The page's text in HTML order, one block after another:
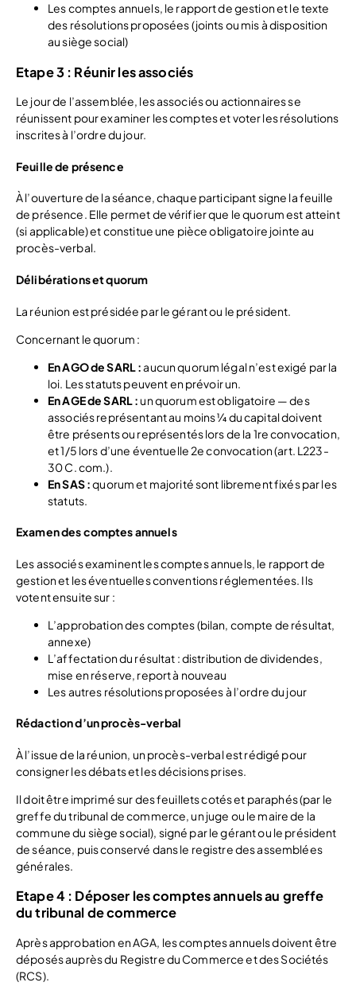
Les comptes annuels, le rapport de gestion et le texte
des résolutions proposées (joints ou mis à disposition
au siège social)
Etape 3 : Réunir les associés
Le jour de l’assemblée, les associés ou actionnaires se
réunissent pour examiner les comptes et voter les résolutions
inscrites à l’ordre du jour.
Feuille de présence
À l’ouverture de la séance, chaque participant signe la feuille
de présence. Elle permet de vérifier que le quorum est atteint
(si applicable) et constitue une pièce obligatoire jointe au
procès-verbal.
Délibérations et quorum
La réunion est présidée par le gérant ou le président.
Concernant le quorum :
En AGO de SARL :aucun quorum légal n’est exigé par la
loi. Les statuts peuvent en prévoir un.
En AGE de SARL : un quorum est obligatoire — des
associés représentant au moins ¼ du capital doivent
être présents ou représentés lors de la 1re convocation,
et 1/5 lors d’une éventuelle 2e convocation (art. L223-
30 C. com.).
En SAS :quorum et majorité sont librement fixés par les
statuts.
Examen des comptes annuels
Les associés examinent les comptes annuels, le rapport de
gestion et les éventuelles conventions réglementées. Ils
votent ensuite sur :
L’approbation des comptes (bilan, compte de résultat,
annexe)
L’affectation du résultat : distribution de dividendes,
mise en réserve, report à nouveau
Les autres résolutions proposées à l’ordre du jour
Rédaction d’un procès-verbal
À l’issue de la réunion, un procès-verbal est rédigé pour
consigner les débats et les décisions prises.
Il doit être imprimé sur des feuillets cotés et paraphés (par le
greffe du tribunal de commerce, un juge ou le maire de la
commune du siège social), signé par le gérant ou le président
de séance, puis conservé dans le registre des assemblées
générales.
Etape 4 : Déposer les comptes annuels au greffe
du tribunal de commerce
Après approbation en AGA, les comptes annuels doivent être
déposés auprès du Registre du Commerce et des Sociétés
(RCS).